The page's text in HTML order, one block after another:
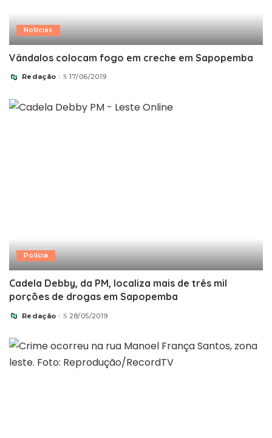
Notícias
Vândalos colocam fogo em creche em Sapopemba
Posted
Redação 17/06/2019
Polícia
Cadela Debby, da PM, localiza mais de três mil
porções de drogas em Sapopemba
Posted
Redação 28/05/2019